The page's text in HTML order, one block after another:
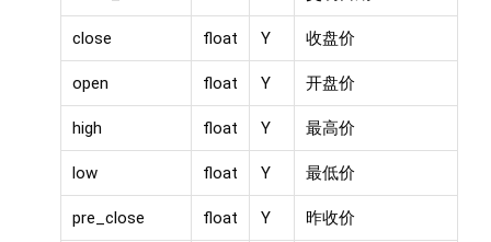
close float Y 收盘价
open float Y 开盘价
high float Y 最高价
low float Y 最低价
pre_close float Y 昨收价